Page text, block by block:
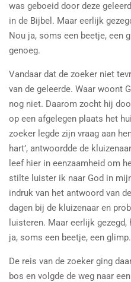
was geboeid door deze
in de Bijbel. Maar eerlijk
Nou ja, soms een beetje, een
genoeg.
Vandaar dat de zoeker niet
van de geleerde. Waar woont
nog niet. Daarom zocht hij
op een afgelegen plaats het
zoeker legde zijn vraag aan
hart’, antwoordde de
leef hier in eenzaamheid om
stilte luister ik naar God in
indruk van het antwoord van
dagen bij de kluizenaar en
luisteren. Maar eerlijk
ja, soms een beetje, een
De reis van de zoeker ging
bos en volgde de weg naar